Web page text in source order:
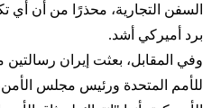
السفن التجارية، محذرًا من أن أي
برد أميركي أشد.
وفي المقابل، بعثت إيران رسالتين
للأمم المتحدة ورئيس مجلس